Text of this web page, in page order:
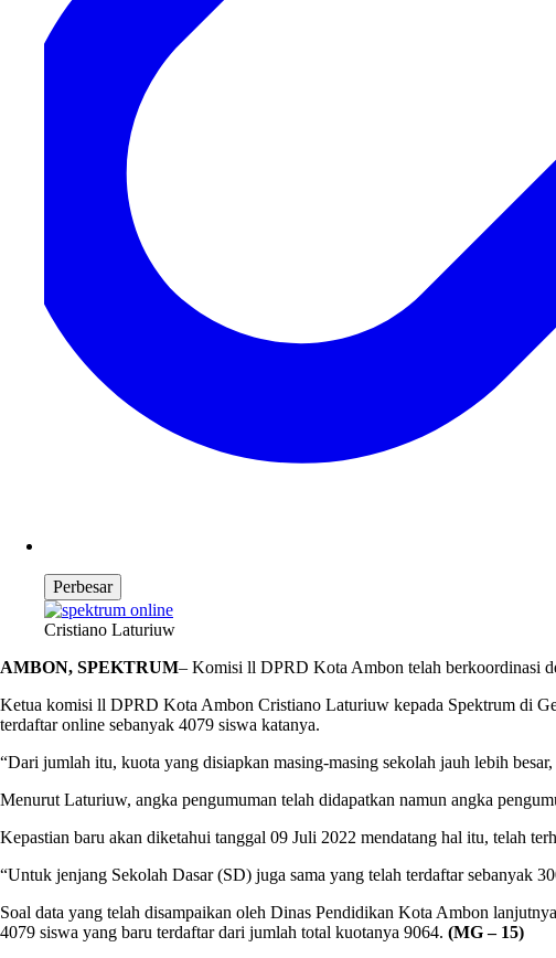
Perbesar
Cristiano Laturiuw
AMBON, SPEKTRUM– Komisi ll DPRD Kota Ambon telah berkoordinasi
Ketua komisi ll DPRD Kota Ambon Cristiano Laturiuw kepada Spektrum di
terdaftar online sebanyak 4079 siswa katanya.
“Dari jumlah itu, kuota yang disiapkan masing-masing sekolah jauh lebih
Menurut Laturiuw, angka pengumuman telah didapatkan namun angka
Kepastian baru akan diketahui tanggal 09 Juli 2022 mendatang hal itu, telah
“Untuk jenjang Sekolah Dasar (SD) juga sama yang telah terdaftar sebanyak
Soal data yang telah disampaikan oleh Dinas Pendidikan Kota Ambon
4079 siswa yang baru terdaftar dari jumlah total kuotanya 9064. (MG – 15)